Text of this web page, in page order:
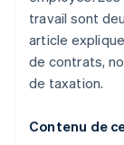
travail sont
article
de contrats,
de taxation.
Contenu de